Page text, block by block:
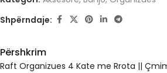
Shpërndaje:
Përshkrim
Raft Organizues 4 Kate me Rrota ||